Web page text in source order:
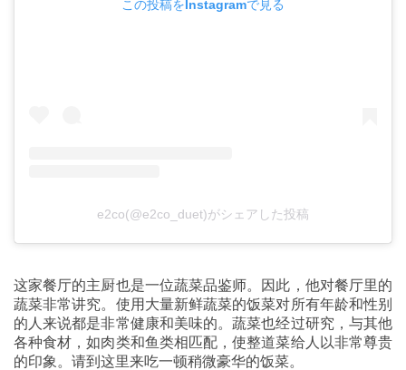
この投稿をInstagramで見る
e2co(@e2co_duet)がシェアした投稿
这家餐厅的主厨也是一位蔬菜品鉴师。因此，他对餐厅里的
蔬菜非常讲究。使用大量新鲜蔬菜的饭菜对所有年龄和性别
的人来说都是非常健康和美味的。蔬菜也经过研究，与其他
各种食材，如肉类和鱼类相匹配，使整道菜给人以非常尊贵
的印象。请到这里来吃一顿稍微豪华的饭菜。